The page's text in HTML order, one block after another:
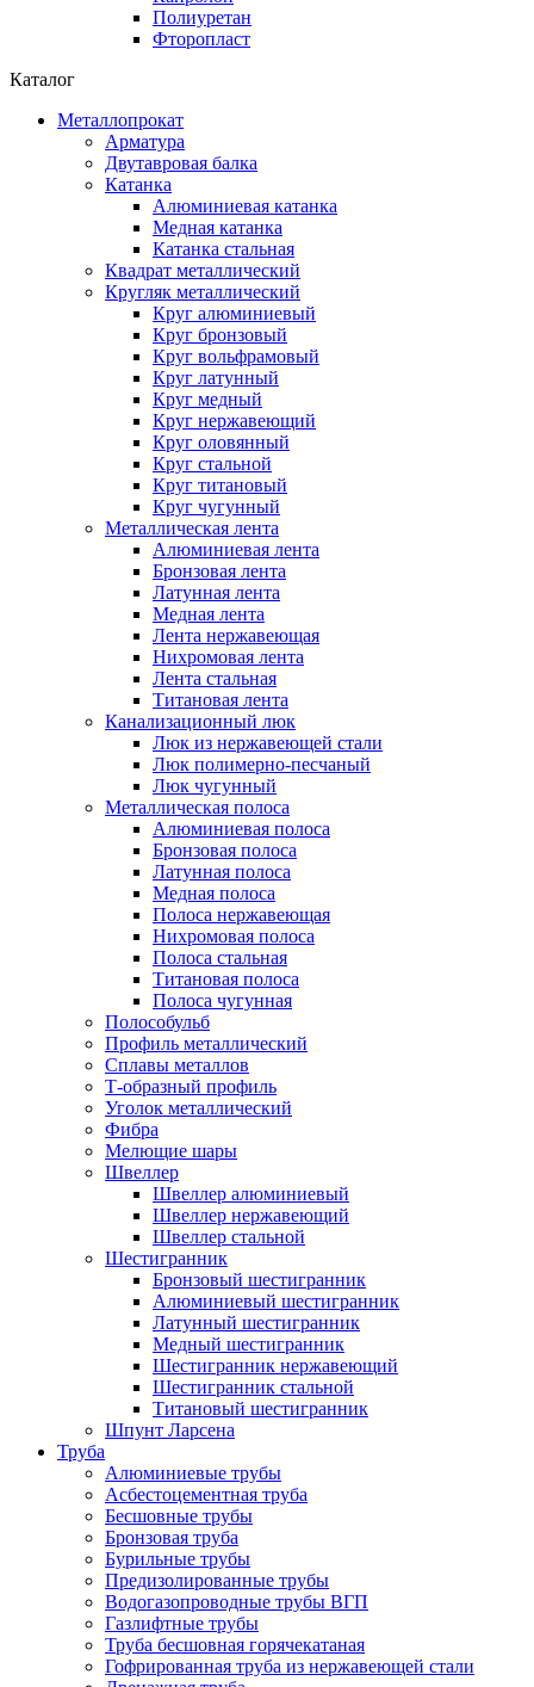
Полиуретан
Фторопласт
Каталог
Металлопрокат
Арматура
Двутавровая балка
Катанка
Алюминиевая катанка
Медная катанка
Катанка стальная
Квадрат металлический
Кругляк металлический
Круг алюминиевый
Круг бронзовый
Круг вольфрамовый
Круг латунный
Круг медный
Круг нержавеющий
Круг оловянный
Круг стальной
Круг титановый
Круг чугунный
Металлическая лента
Алюминиевая лента
Бронзовая лента
Латунная лента
Медная лента
Лента нержавеющая
Нихромовая лента
Лента стальная
Титановая лента
Канализационный люк
Люк из нержавеющей стали
Люк полимерно-песчаный
Люк чугунный
Металлическая полоса
Алюминиевая полоса
Бронзовая полоса
Латунная полоса
Медная полоса
Полоса нержавеющая
Нихромовая полоса
Полоса стальная
Титановая полоса
Полоса чугунная
Полособульб
Профиль металлический
Сплавы металлов
Т-образный профиль
Уголок металлический
Фибра
Мелющие шары
Швеллер
Швеллер алюминиевый
Швеллер нержавеющий
Швеллер стальной
Шестигранник
Бронзовый шестигранник
Алюминиевый шестигранник
Латунный шестигранник
Медный шестигранник
Шестигранник нержавеющий
Шестигранник стальной
Титановый шестигранник
Шпунт Ларсена
Труба
Алюминиевые трубы
Асбестоцементная труба
Бесшовные трубы
Бронзовая труба
Бурильные трубы
Предизолированные трубы
Водогазопроводные трубы ВГП
Газлифтные трубы
Труба бесшовная горячекатаная
Гофрированная труба из нержавеющей стали